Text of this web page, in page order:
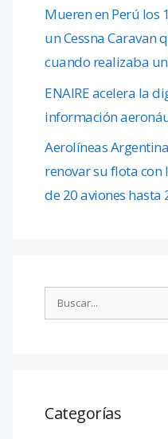
Mueren en Perú los
un Cessna Caravan
cuando realizaba
ENAIRE acelera la
información
Aerolíneas
renovar su flota
de 20 aviones hasta
Categorías